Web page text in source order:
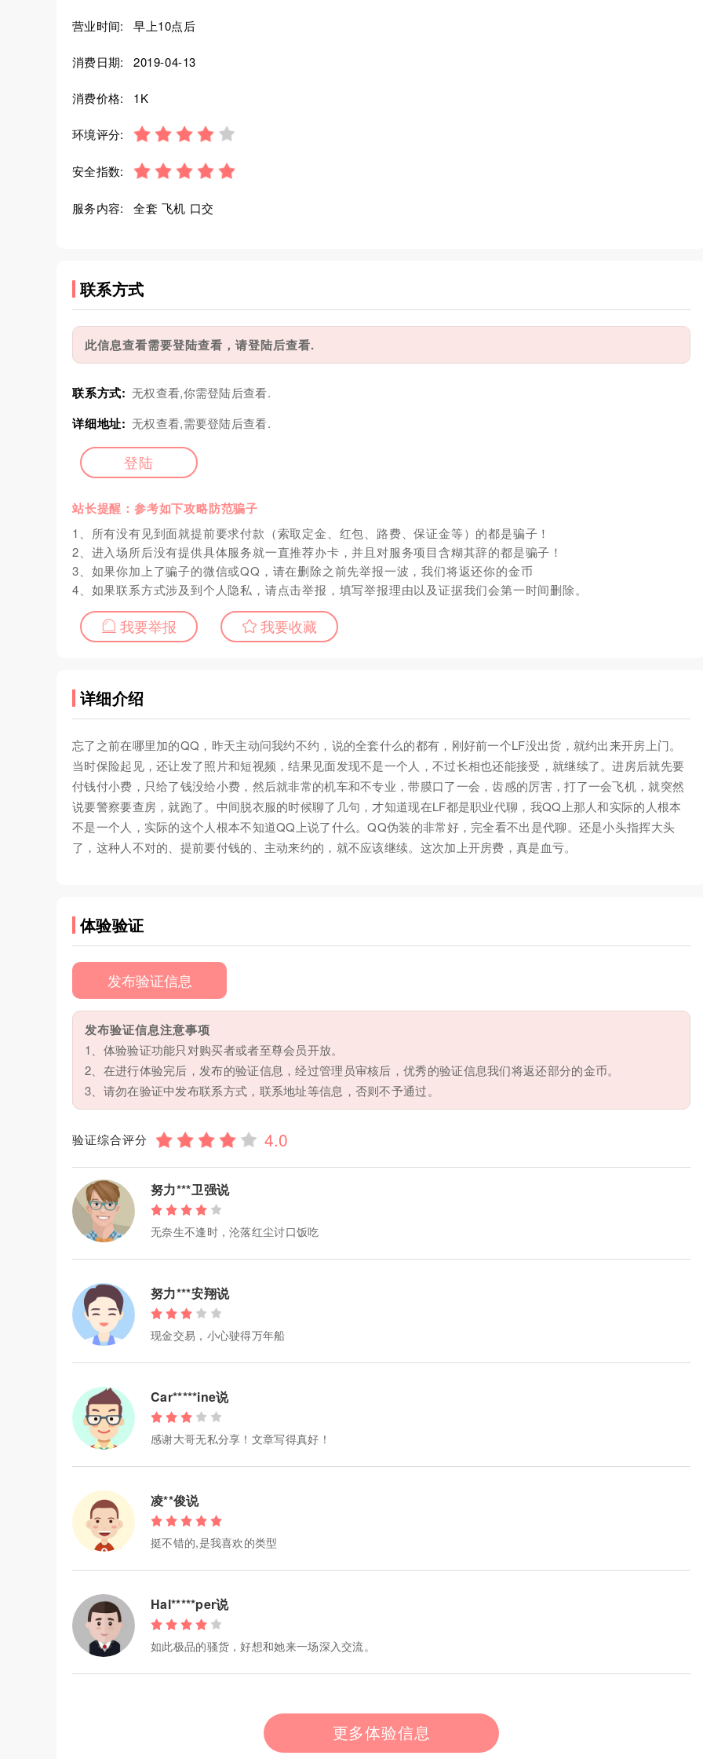
营业时间: 早上10点后
消费日期: 2019-04-13
消费价格: 1K
环境评分:
安全指数:
服务内容: 全套 飞机 口交
联系方式
此信息查看需要登陆查看，请登陆后查看.
联系方式: 无权查看,你需登陆后查看.
详细地址: 无权查看,需要登陆后查看.
登陆
站长提醒：参考如下攻略防范骗子
1、所有没有见到面就提前要求付款（索取定金、红包、路费、保证金等）的都是骗子！
2、进入场所后没有提供具体服务就一直推荐办卡，并且对服务项目含糊其辞的都是骗子！
3、如果你加上了骗子的微信或QQ，请在删除之前先举报一波，我们将返还你的金币
4、如果联系方式涉及到个人隐私，请点击举报，填写举报理由以及证据我们会第一时间删除。
我要举报 我要收藏
详细介绍
忘了之前在哪里加的QQ，昨天主动问我约不约，说的全套什么的都有，刚好前一个LF没出货，就约出来开房上门。
当时保险起见，还让发了照片和短视频，结果见面发现不是一个人，不过长相也还能接受，就继续了。进房后就先要
付钱付小费，只给了钱没给小费，然后就非常的机车和不专业，带膜口了一会，齿感的厉害，打了一会飞机，就突然
说要警察要查房，就跑了。中间脱衣服的时候聊了几句，才知道现在LF都是职业代聊，我QQ上那人和实际的人根本
不是一个人，实际的这个人根本不知道QQ上说了什么。QQ伪装的非常好，完全看不出是代聊。还是小头指挥大头
了，这种人不对的、提前要付钱的、主动来约的，就不应该继续。这次加上开房费，真是血亏。
体验验证
发布验证信息
发布验证信息注意事项
1、体验验证功能只对购买者或者至尊会员开放。
2、在进行体验完后，发布的验证信息，经过管理员审核后，优秀的验证信息我们将返还部分的金币。
3、请勿在验证中发布联系方式，联系地址等信息，否则不予通过。
验证综合评分
努力***卫强说
无奈生不逢时，沦落红尘讨口饭吃
努力***安翔说
现金交易，小心驶得万年船
Car*****ine说
感谢大哥无私分享！文章写得真好！
凌**俊说
挺不错的,是我喜欢的类型
Hal*****per说
如此极品的骚货，好想和她来一场深入交流。
更多体验信息